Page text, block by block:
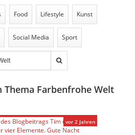
Food Lifestyle Kunst
Social Media Sport
Thema Farbenfrohe Welt
vor 2 Jahren